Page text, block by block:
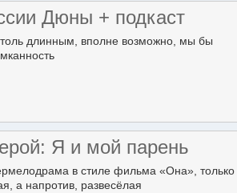
Дюны + подкаст
длинным, вполне возможно, мы бы
Я и мой парень
в стиле фильма «Она», только
а напротив, развесёлая